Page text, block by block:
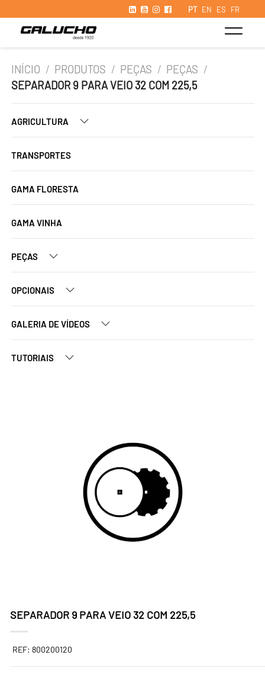
PT EN ES FR
INÍCIO / PRODUTOS / PEÇAS / PEÇAS /
SEPARADOR 9 PARA VEIO 32 COM 225,5
AGRICULTURA
TRANSPORTES
GAMA FLORESTA
GAMA VINHA
PEÇAS
OPCIONAIS
GALERIA DE VÍDEOS
TUTORIAIS
SEPARADOR 9 PARA VEIO 32 COM 225,5
REF: 800200120